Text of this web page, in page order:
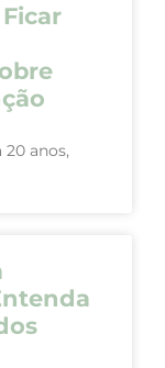
20 anos,